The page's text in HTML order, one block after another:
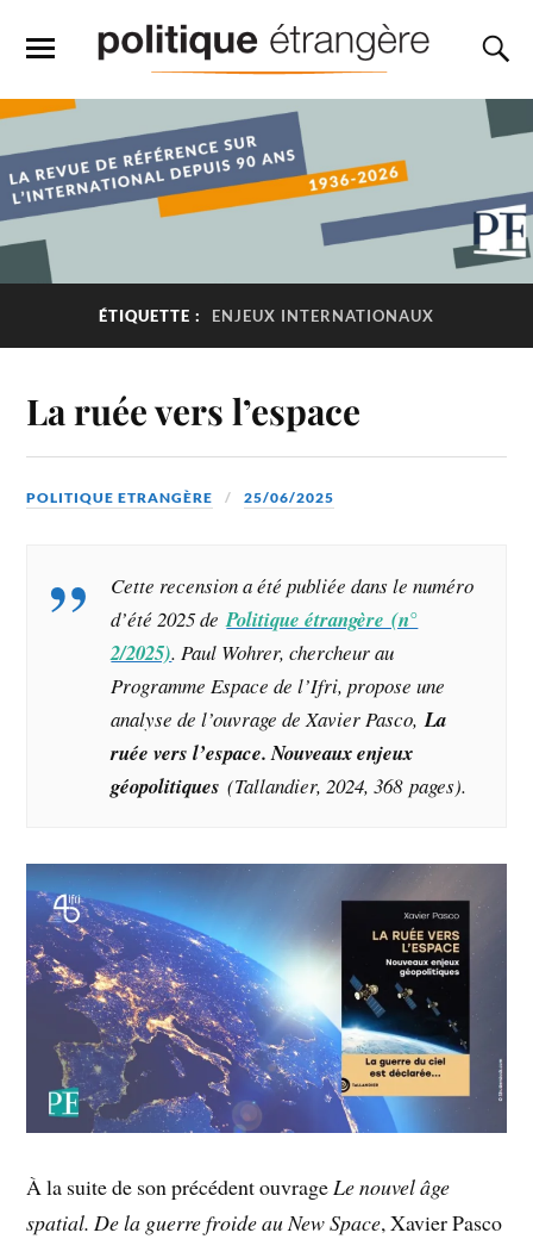
ÉTIQUETTE : ENJEUX INTERNATIONAUX
La ruée vers l’espace
POLITIQUE ETRANGÈRE 25/06/2025
Cette recension a été publiée dans le numéro
d’été 2025 dePolitique étrangère (n°
2/2025). Paul Wohrer, chercheur au
Programme Espace de l’Ifri, propose une
analyse de l’ouvrage de Xavier Pasco, La
ruée vers l’espace. Nouveaux enjeux
géopolitiques (Tallandier, 2024, 368 pages).
À la suite de son précédent ouvrageLe nouvel âge
spatial. De la guerre froide au New Space, Xavier Pasco